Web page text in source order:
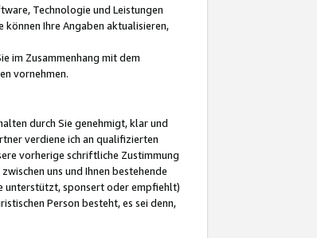
Technologie und Leistungen
Ihre Angaben aktualisieren,
im Zusammenhang mit dem
vornehmen.
durch Sie genehmigt, klar und
verdiene ich an qualifizierten
vorherige schriftliche Zustimmung
uns und Ihnen bestehende
unterstützt, sponsert oder empfiehlt)
Person besteht, es sei denn,